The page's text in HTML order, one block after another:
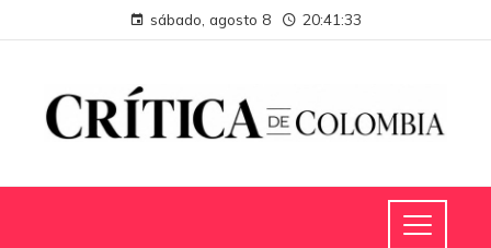
sábado, agosto 8 20:41:34